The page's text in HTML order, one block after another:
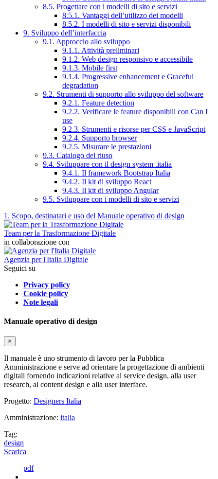
8.5. Progettare con i modelli di sito e servizi
8.5.1. Vantaggi dell’utilizzo dei modelli
8.5.2. I modelli di sito e servizi disponibili
9. Sviluppo dell’interfaccia
9.1. Approccio allo sviluppo
9.1.1. Attività preliminari
9.1.2. Web design responsivo e accessibile
9.1.3. Mobile first
9.1.4. Progressive enhancement e Graceful
degradation
9.2. Strumenti di supporto allo sviluppo del software
9.2.1. Feature detection
9.2.2. Verificare le feature disponibili con Can I
use
9.2.3. Strumenti e risorse per CSS e JavaScript
9.2.4. Supporto browser
9.2.5. Misurare le prestazioni
9.3. Catalogo del riuso
9.4. Sviluppare con il design system .italia
9.4.1. Il framework Bootstrap Italia
9.4.2. Il kit di sviluppo React
9.4.3. Il kit di sviluppo Angular
9.5. Sviluppare con i modelli di sito e servizi
1. Scopo, destinatari e uso del Manuale operativo di design
Team per la Trasformazione Digitale
in collaborazione con
Agenzia per l'Italia Digitale
Seguici su
Privacy policy
Cookie policy
Note legali
Manuale operativo di design
×
Il manuale è uno strumento di lavoro per la Pubblica
Amministrazione e serve ad orientare la progettazione di ambienti
digitali fornendo indicazioni relative al service design, alla user
research, al content design e alla user interface.
Progetto: Designers Italia
Amministrazione: italia
Tag:
design
Scarica
pdf